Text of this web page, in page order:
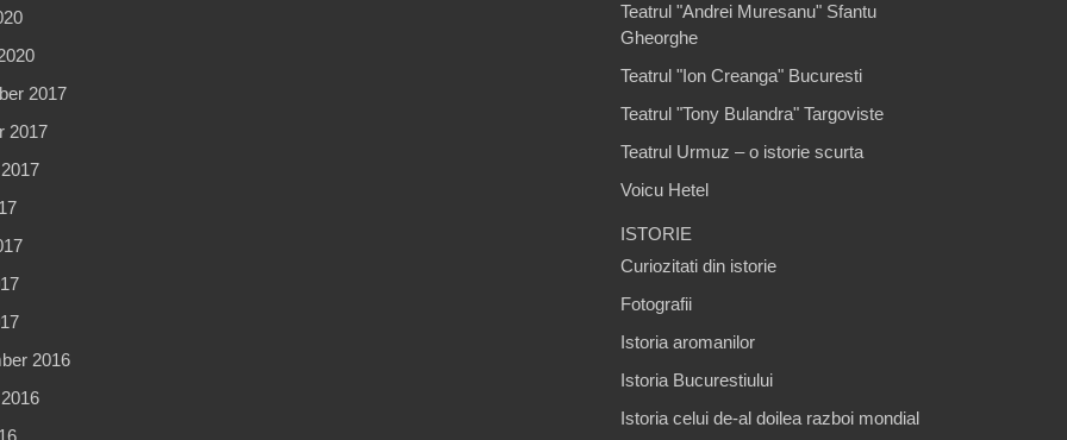
2017
2017
2016
Teatrul "Andrei Muresanu" Sfantu
Gheorghe
Teatrul "Ion Creanga" Bucuresti
Teatrul "Tony Bulandra" Targoviste
Teatrul Urmuz – o istorie scurta
Voicu Hetel
ISTORIE
Curiozitati din istorie
Fotografii
Istoria aromanilor
Istoria Bucurestiului
Istoria celui de-al doilea razboi mondial